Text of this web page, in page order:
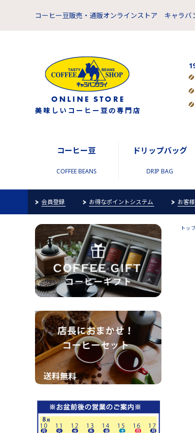
コーヒー豆販売・通販オンラインストア キャラバ
コーヒー豆
COFFEE BEANS
ドリップバッグ
DRIP BAG
会員登録 お得なポイントシステム お客
トッ